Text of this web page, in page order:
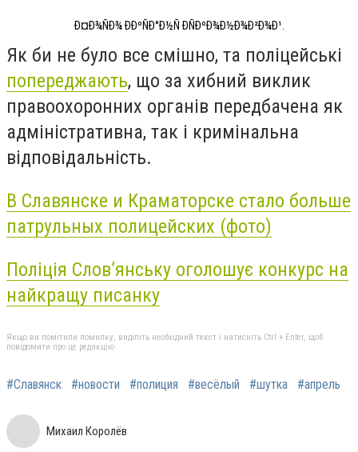
Ð¤Ð¾ÑÐ¾ ÐÐºÑÐ°Ð½Ñ ÐÑÐºÐ¾Ð½Ð¾Ð²Ð¾Ð¹.
Як би не було все смішно, та поліцейські
попереджають, що за хибний виклик
правоохоронних органів передбачена як
адміністративна, так і кримінальна
відповідальність.
В Славянске и Краматорске стало больше
патрульных полицейских (фото)
Поліція Словʼянську оголошує конкурс на
найкращу писанку
Якщо ви помітили помилку, виділіть необхідний текст і натисніть Ctrl + Enter, щоб
повідомити про це редакцію
#Славянск #новости #полиция #весёлый #шутка #апрель
Михаил Королёв